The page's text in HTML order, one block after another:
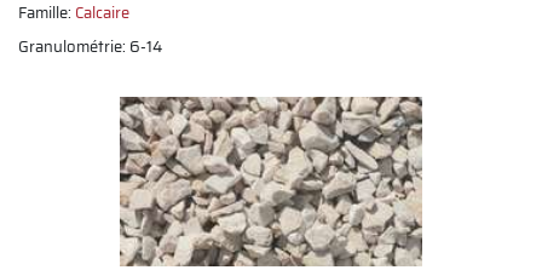
Famille: Calcaire
Granulométrie: 6-14